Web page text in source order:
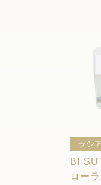
ラシ
BI-SU
ロー